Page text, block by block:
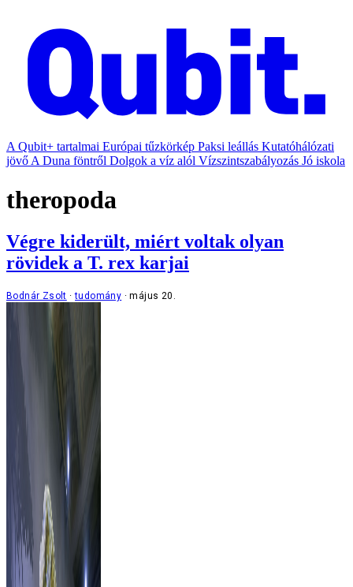
A Qubit+ tartalmai Európai tűzkörkép Paksi leállás Kutatóhálózati
jövő A Duna föntről Dolgok a víz alól Vízszintszabályozás Jó iskola
theropoda
Végre kiderült, miért voltak olyan
rövidek a T. rex karjai
Bodnár Zsolt tudomány május 20.